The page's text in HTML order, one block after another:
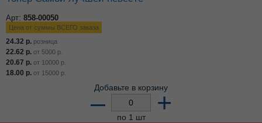
Арт: 858-00050
Цена от суммы ВСЕГО заказа
24.32 р. розница
22.62 р. от 5000 р.
20.67 р. от 10000 р.
18.00 р. от 15000 р.
Добавьте в корзину
– +
по 1 шт